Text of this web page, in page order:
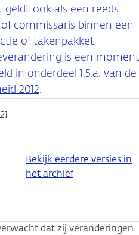
geldt ook als een reeds
commissaris binnen een
of takenpakket
is een moment
in onderdeel 1.5.a. van de
2012.
Bekijk eerdere versies in
het archief
dat zij veranderingen